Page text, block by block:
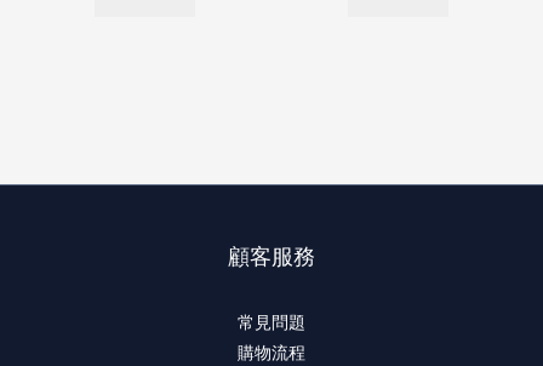
顧客服務
常見問題
購物流程